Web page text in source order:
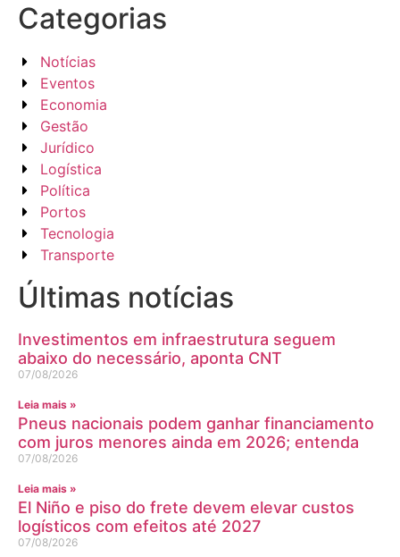
Categorias
Notícias
Eventos
Economia
Gestão
Jurídico
Logística
Política
Portos
Tecnologia
Transporte
Últimas notícias
Investimentos em infraestrutura seguem
abaixo do necessário, aponta CNT
07/08/2026
Leia mais »
Pneus nacionais podem ganhar financiamento
com juros menores ainda em 2026; entenda
07/08/2026
Leia mais »
El Niño e piso do frete devem elevar custos
logísticos com efeitos até 2027
07/08/2026